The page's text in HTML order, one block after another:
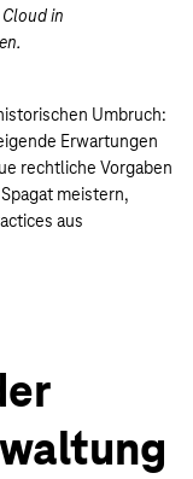
in
Umbruch:
Erwartungen
rechtliche Vorgaben
meistern,
aus